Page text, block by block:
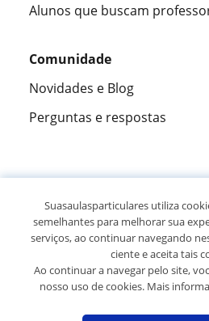
Alunos que buscam
Comunidade
Novidades e Blog
Perguntas e respostas
305915opiniões
© 2007 - 2026 Suas
Mapa do site:
Suasaulasparticulares utiliza
semelhantes para melhorar sua
serviços, ao continuar navegando
ciente e aceita tais
Ao continuar a navegar pelo site,
nosso uso de cookies. Mais